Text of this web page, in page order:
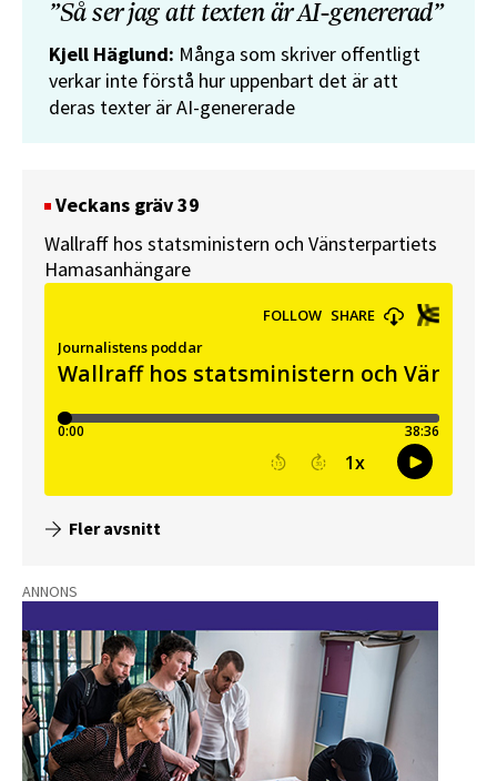
”Så ser jag att texten är AI-genererad”
Kjell Häglund: Många som skriver offentligt
verkar inte förstå hur uppenbart det är att
deras texter är AI-genererade
Veckans gräv 39
Wallraff hos statsministern och Vänsterpartiets
Hamasanhängare
Fler avsnitt
ANNONS